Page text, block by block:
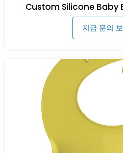
Custom Silicone Baby
지금 문의